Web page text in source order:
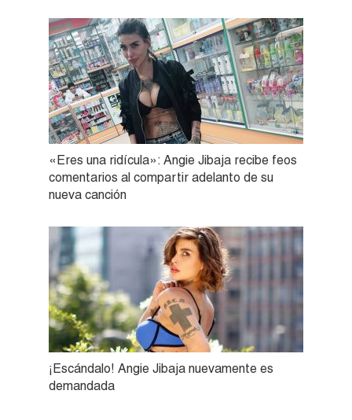
«Eres una ridícula»: Angie Jibaja recibe feos
comentarios al compartir adelanto de su
nueva canción
¡Escándalo! Angie Jibaja nuevamente es
demandada